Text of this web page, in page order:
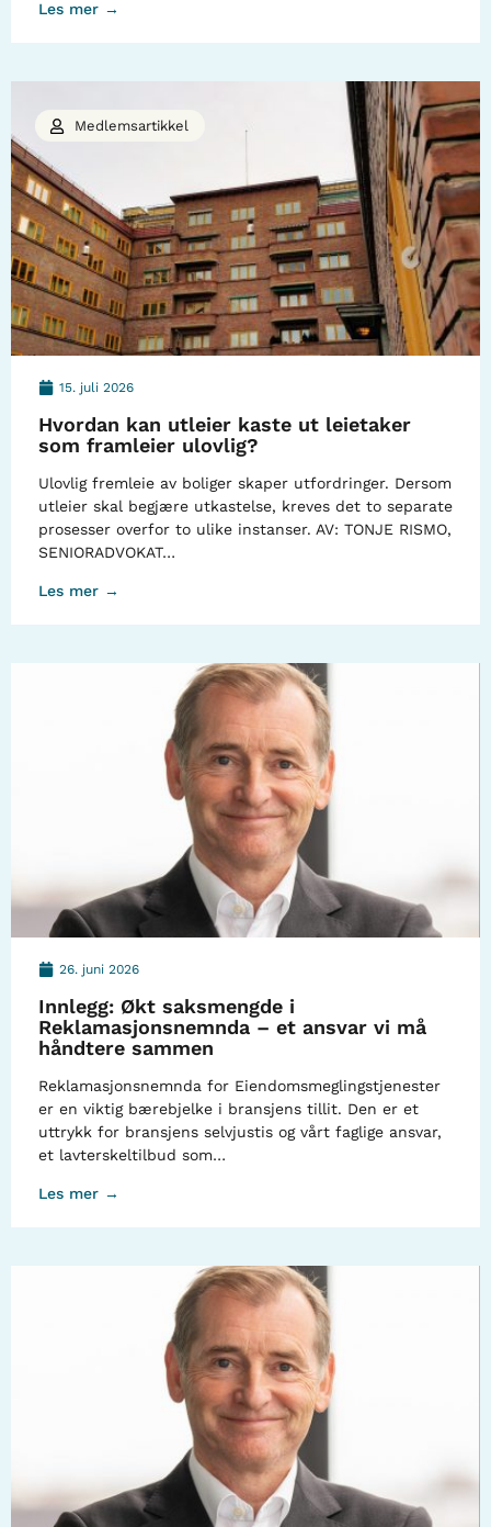
Les mer →
15. juli 2026
Hvordan kan utleier kaste ut leietaker
som framleier ulovlig?
Ulovlig fremleie av boliger skaper utfordringer. Dersom
utleier skal begjære utkastelse, kreves det to separate
prosesser overfor to ulike instanser. AV: TONJE RISMO,
SENIORADVOKAT…
Les mer →
Medlemsartikkel
26. juni 2026
Innlegg: Økt saksmengde i
Reklamasjonsnemnda – et ansvar vi må
håndtere sammen
Reklamasjonsnemnda for Eiendomsmeglingstjenester
er en viktig bærebjelke i bransjens tillit. Den er et
uttrykk for bransjens selvjustis og vårt faglige ansvar,
et lavterskeltilbud som…
Les mer →